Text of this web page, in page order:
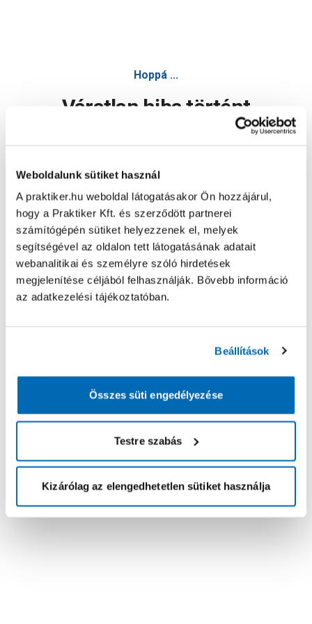
Weboldalunk sütiket használ
A praktiker.hu weboldal látogatásakor Ön hozzájárul,
hogy a Praktiker Kft. és szerződött partnerei
számítógépén sütiket helyezzenek el, melyek
segítségével az oldalon tett látogatásának adatait
webanalitikai és személyre szóló hirdetések
megjelenítése céljából felhasználják. Bővebb információ
az adatkezelési tájékoztatóban.
Beállítások
Összes süti engedélyezése
Testre szabás
Kizárólag az elengedhetetlen sütiket használja
Hoppá ...
Váratlan hiba történt
Oldal újratöltése